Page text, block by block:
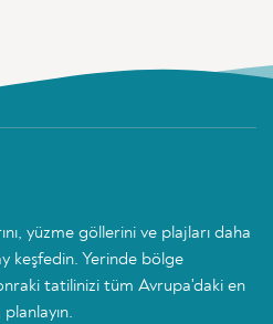
yüzme göllerini ve plajları daha
keşfedin. Yerinde bölge
tatilinizi tüm Avrupa'daki en